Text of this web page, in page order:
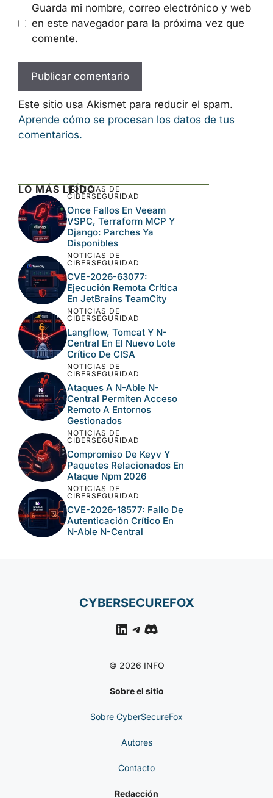
Guarda mi nombre, correo electrónico y web
en este navegador para la próxima vez que
comente.
Este sitio usa Akismet para reducir el spam.
Aprende cómo se procesan los datos de tus
comentarios.
LO MÁS LEÍDO
NOTICIAS DE
CIBERSEGURIDAD
Once Fallos En Veeam
VSPC, Terraform MCP Y
Django: Parches Ya
Disponibles
NOTICIAS DE
CIBERSEGURIDAD
CVE-2026-63077:
Ejecución Remota Crítica
En JetBrains TeamCity
NOTICIAS DE
CIBERSEGURIDAD
Langflow, Tomcat Y N-
Central En El Nuevo Lote
Crítico De CISA
NOTICIAS DE
CIBERSEGURIDAD
Ataques A N-Able N-
Central Permiten Acceso
Remoto A Entornos
Gestionados
NOTICIAS DE
CIBERSEGURIDAD
Compromiso De Keyv Y
Paquetes Relacionados En
Ataque Npm 2026
NOTICIAS DE
CIBERSEGURIDAD
CVE-2026-18577: Fallo De
Autenticación Crítico En
N-Able N-Central
CYBERSECUREFOX
LinkedIn
Telegram
Discord
© 2026 INFO
Sobre el sitio
Sobre CyberSecureFox
Autores
Contacto
Redacción